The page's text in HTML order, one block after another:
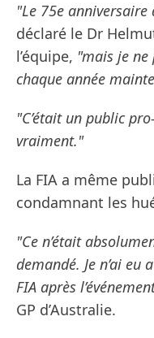
"Le 75e
déclaré le Dr
l’équipe, "mais je
chaque année
"C’était un public
vraiment."
La FIA a même
condamnant les
"Ce n’était
demandé. Je n’ai eu
FIA après
GP d’Australie.